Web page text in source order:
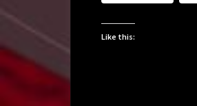
Like this: